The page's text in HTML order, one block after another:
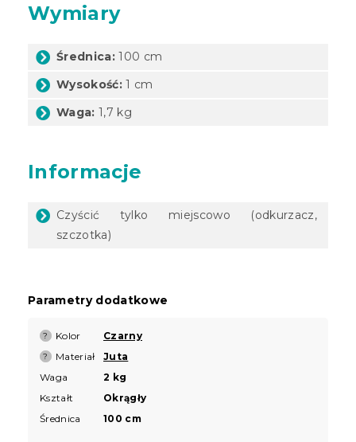
Wymiary
Średnica: 100 cm
Wysokość: 1 cm
Waga: 1,7 kg
Informacje
Czyścić tylko miejscowo (odkurzacz,
szczotka)
Parametry dodatkowe
? Kolor Czarny
? Materiał
Juta
Waga
2 kg
Kształt
Okrągły
Średnica
100 cm